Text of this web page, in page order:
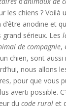
les chiens ? Voilà
anodine et
sérieux. Les
de compagnie,
chien, sont
nous allons
pour que vous
averti possible.
du code ruralet